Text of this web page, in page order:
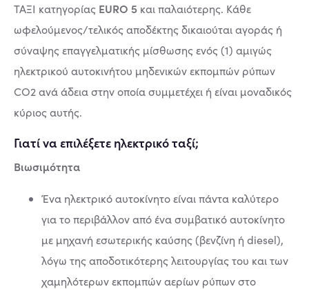
ΤΑΞΙ κατηγορίας EURO 5 και παλαιότερης. Κάθε
ωφελούμενος/τελικός αποδέκτης δικαιούται αγοράς ή
σύναψης επαγγελματικής μίσθωσης ενός (1) αμιγώς
ηλεκτρικού αυτοκινήτου μηδενικών εκπομπών ρύπων
CO2 ανά άδεια στην οποία συμμετέχει ή είναι μοναδικός
κύριος αυτής.
Γιατί να επιλέξετε ηλεκτρικό ταξί;
Βιωσιμότητα
Ένα ηλεκτρικό αυτοκίνητο είναι πάντα καλύτερο
για το περιβάλλον από ένα συμβατικό αυτοκίνητο
με μηχανή εσωτερικής καύσης (βενζίνη ή diesel),
λόγω της αποδοτικότερης λειτουργίας του και των
χαμηλότερων εκπομπών αερίων ρύπων στο